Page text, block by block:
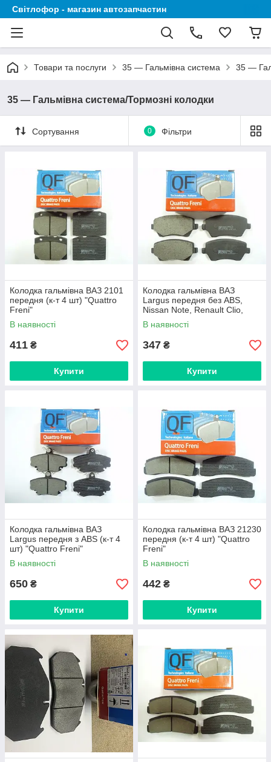
Світлофор - магазин автозапчастин
Товари та послуги 35 — Гальмівна система 35 —
35 — Гальмівна система/Тормозні колодки
Сортування 0 Фільтри
Колодка гальмівна ВАЗ 2101
передня (к-т 4 шт) "Quattro
Freni"
В наявності
411 ₴
Купити
Колодка гальмівна ВАЗ
Largus передня без ABS,
Nissan Note, Renault Clio,
Kangoo II (к-т 4 шт) "Quattro
Freni"
В наявності
347 ₴
Купити
Колодка гальмівна ВАЗ
Largus передня з ABS (к-т 4
шт) "Quattro Freni"
В наявності
650 ₴
Купити
Колодка гальмівна ВАЗ 21230
передня (к-т 4 шт) "Quattro
Freni"
В наявності
442 ₴
Купити